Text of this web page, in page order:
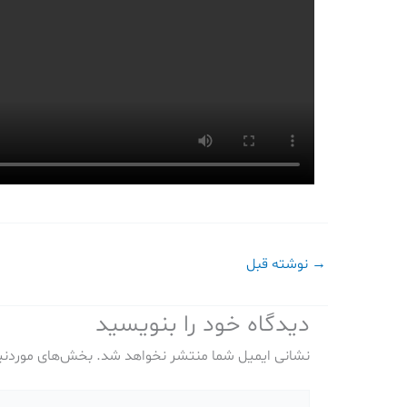
→ نوشته قبل
دیدگاه‌ خود را بنویسید
نشانی ایمیل شما منتشر نخواهد شد. بخش‌های